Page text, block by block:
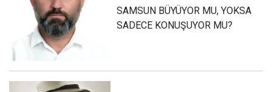
SAMSUN BÜYÜYOR MU, YOKSA
SADECE KONUŞUYOR MU?